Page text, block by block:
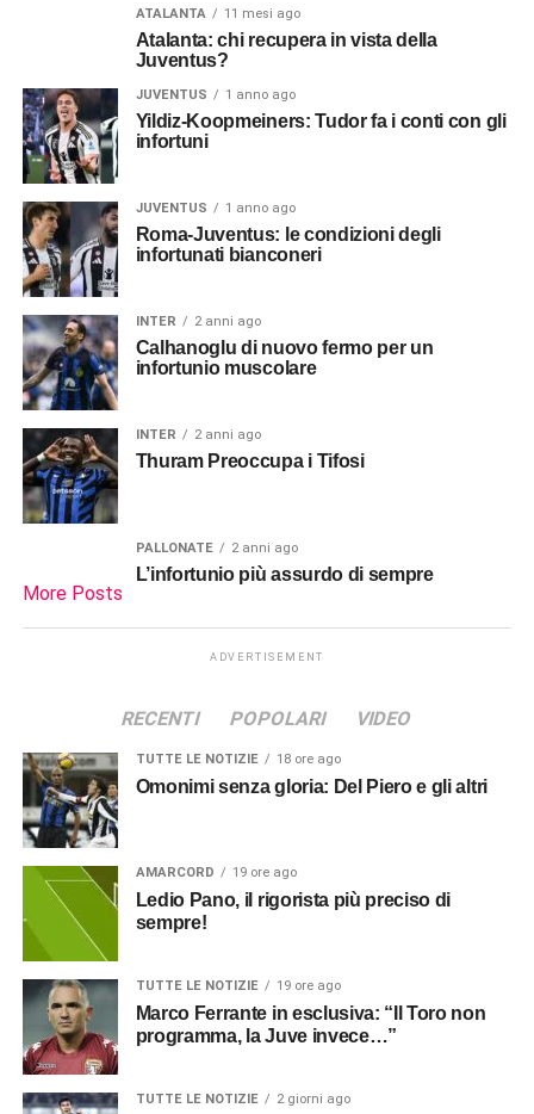
ATALANTA 11 mesi ago
Atalanta: chi recupera in vista della
Juventus?
JUVENTUS 1 anno ago
Yildiz-Koopmeiners: Tudor fa i conti con gli
infortuni
JUVENTUS 1 anno ago
Roma-Juventus: le condizioni degli
infortunati bianconeri
INTER 2 anni ago
Calhanoglu di nuovo fermo per un
infortunio muscolare
INTER 2 anni ago
Thuram Preoccupa i Tifosi
PALLONATE 2 anni ago
L’infortunio più assurdo di sempre
More Posts
ADVERTISEMENT
RECENTI POPOLARI VIDEO
TUTTE LE NOTIZIE 18 ore ago
Omonimi senza gloria: Del Piero e gli altri
AMARCORD 19 ore ago
Ledio Pano, il rigorista più preciso di
sempre!
TUTTE LE NOTIZIE 19 ore ago
Marco Ferrante in esclusiva: “Il Toro non
programma, la Juve invece…”
TUTTE LE NOTIZIE 2 giorni ago